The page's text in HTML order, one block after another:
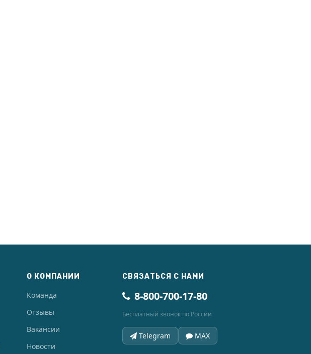
О КОМПАНИИ
Команда
Отзывы
Вакансии
Новости
СВЯЗАТЬСЯ С НАМИ
8-800-700-17-80
Бесплатный звонок по России
Telegram MAX